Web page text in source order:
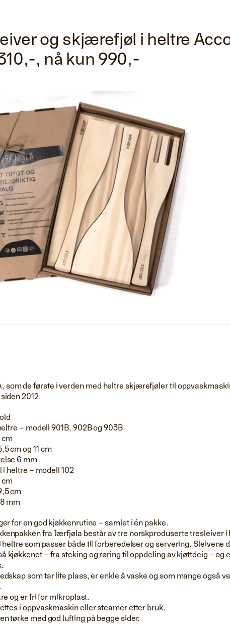
og skjærefjøl i heltre
, nå kun 990,-
som de første i verden med heltre skjærefjøler til
2012.
– modell 901B, 902B og 903B
cm
cm og 11 cm
6 mm
i heltre – modell 102
cm
cm
mm
for en god kjøkkenrutine – samlet i én pakke.
fra Jærfjøla består av tre norskproduserte tresleiver i
som passer både til forberedelser og servering. Sleivene
kjøkkenet – fra steking og røring til oppdeling av kjøttdeig – og
som tar lite plass, er enkle å vaske og som mange også
og er fri for mikroplast.
i oppvaskmaskin eller steamer etter bruk.
tørke med god lufting på begge sider.